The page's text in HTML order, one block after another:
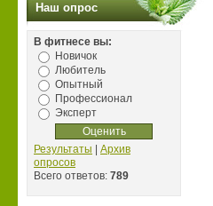
Наш опрос
В фитнесе вы:
Новичок
Любитель
Опытный
Профессионал
Эксперт
Результаты
Архив
опросов
Всего ответов: 789